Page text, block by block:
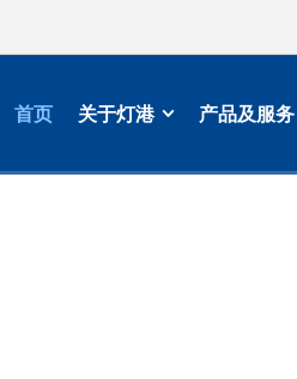
首页 关于灯港 产品及服务